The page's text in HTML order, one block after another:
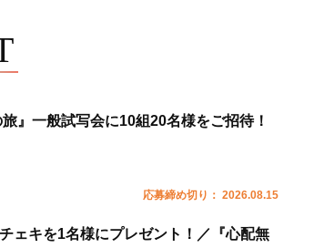
』一般試写会に10組20名様をご招待！
応募締め切り： 2026.08.15
ェキを1名様にプレゼント！／『心配無